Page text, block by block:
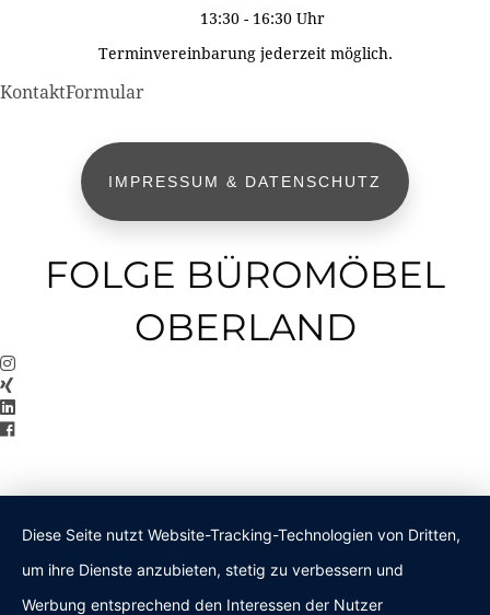
13:30 - 16:30 Uhr
Terminvereinbarung jederzeit möglich.
KontaktFormular
IMPRESSUM & DATENSCHUTZ
FOLGE BÜROMÖBEL
OBERLAND
Diese Seite nutzt Website-Tracking-Technologien von Dritten,
um ihre Dienste anzubieten, stetig zu verbessern und
Werbung entsprechend den Interessen der Nutzer